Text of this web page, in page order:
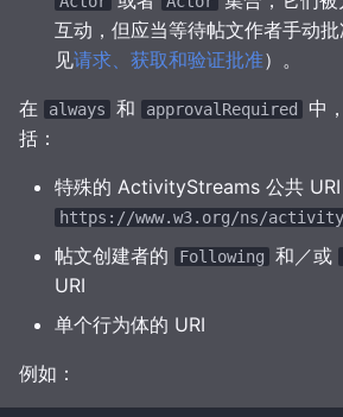
互动，但应当等待帖文作者手动
见请求、获取和验证批准）。
在 always 和 approvalRequired
中
括：
特殊的 ActivityStreams 公共 URI
https://www.w3.org/ns/
帖文创建者的 Following 和／或
URI
单个行为体的 URI
例如：